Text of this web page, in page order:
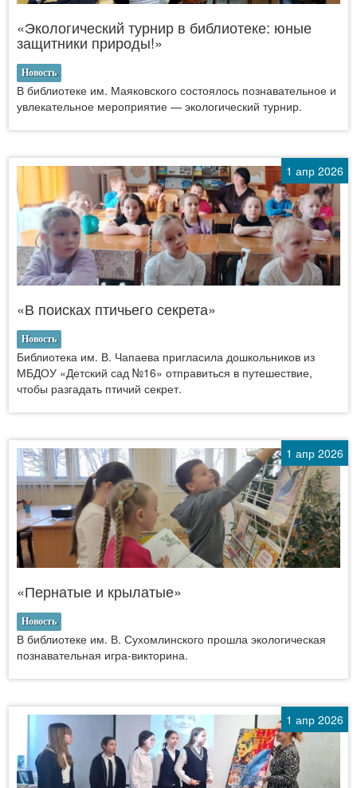
«Экологический турнир в библиотеке: юные
защитники природы!»
Новость
В библиотеке им. Маяковского состоялось познавательное и
увлекательное мероприятие — экологический турнир.
1 апр 2026
«В поисках птичьего секрета»
Новость
Библиотека им. В. Чапаева пригласила дошкольников из
МБДОУ «Детский сад №16» отправиться в путешествие,
чтобы разгадать птичий секрет.
1 апр 2026
«Пернатые и крылатые»
Новость
В библиотеке им. В. Сухомлинского прошла экологическая
познавательная игра-викторина.
1 апр 2026